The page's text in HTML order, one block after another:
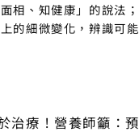
相、知健康」的說法；
的細微變化，辨識可能
治療！營養師籲：預